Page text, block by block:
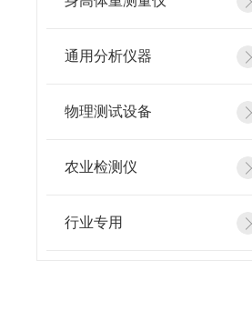
通用分析仪器
物理测试设备
农业检测仪
行业专用